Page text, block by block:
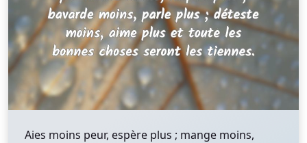
Aies moins peur, espère plus ; mange moins,